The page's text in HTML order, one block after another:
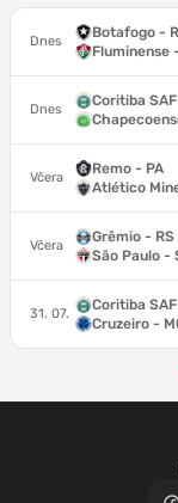
Dnes
Botafogo -
Fluminense
Dnes
Coritiba
Včera
Remo - PA
Atlético
Včera
Grêmio - RS
São Paulo -
31. 07.
Coritiba
Cruzeiro -